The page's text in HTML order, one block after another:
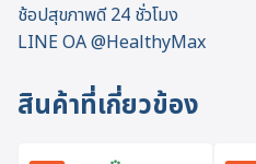
ช้อปสุขภาพดี 24 ชั่วโมง
LINE OA @HealthyMax
สินค้าที่เกี่ยวข้อง